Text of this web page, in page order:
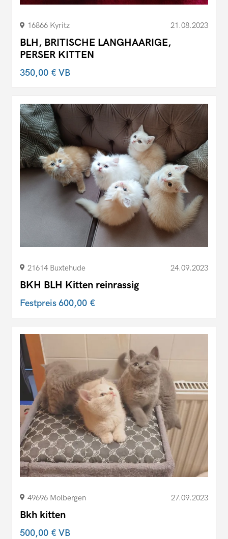
16866 Kyritz 21.08.2023
BLH, BRITISCHE LANGHAARIGE,
PERSER KITTEN
350,00 €VB
21614 Buxtehude 24.09.2023
BKH BLH Kitten reinrassig
Festpreis600,00 €
49696 Molbergen 27.09.2023
Bkh kitten
500,00 €VB